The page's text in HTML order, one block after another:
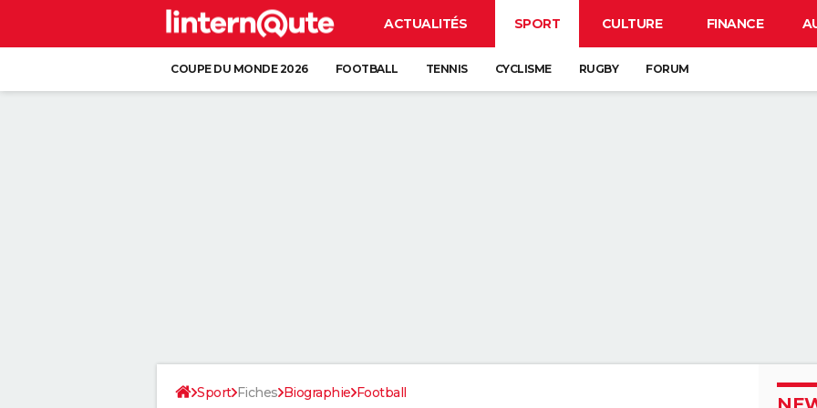
ACTUALITÉS SPORT CULTURE FINANCE
COUPE DU MONDE 2026 FOOTBALL TENNIS CYCLISME RUGBY FORUM
Sport Fiches Biographie Football